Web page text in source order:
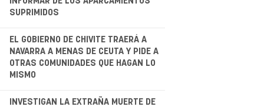
SUPRIMIDOS
EL GOBIERNO DE CHIVITE TRAERÁ A
NAVARRA A MENAS DE CEUTA Y PIDE A
OTRAS COMUNIDADES QUE HAGAN LO
MISMO
INVESTIGAN LA EXTRAÑA MUERTE DE